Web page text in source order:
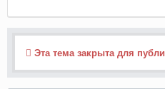
Эта тема закрыта для